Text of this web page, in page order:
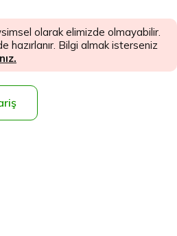
olarak elimizde olmayabilir.
hazırlanır. Bilgi almak isterseniz